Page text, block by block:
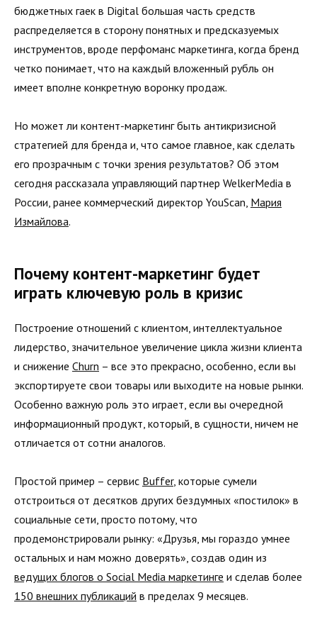
бюджетных гаек в Digital большая часть средств
распределяется в сторону понятных и предсказуемых
инструментов, вроде перфоманс маркетинга, когда бренд
четко понимает, что на каждый вложенный рубль он
имеет вполне конкретную воронку продаж.
Но может ли контент-маркетинг быть антикризисной
стратегией для бренда и, что самое главное, как сделать
его прозрачным с точки зрения результатов? Об этом
сегодня рассказала управляющий партнер WelkerMedia в
России, ранее коммерческий директор YouScan, Мария
Измайлова.
Почему контент-маркетинг будет
играть ключевую роль в кризис
Построение отношений с клиентом, интеллектуальное
лидерство, значительное увеличение цикла жизни клиента
и снижение Churn – все это прекрасно, особенно, если вы
экспортируете свои товары или выходите на новые рынки.
Особенно важную роль это играет, если вы очередной
информационный продукт, который, в сущности, ничем не
отличается от сотни аналогов.
Простой пример – сервис Buffer, которые сумели
отстроиться от десятков других бездумных «постилок» в
социальные сети, просто потому, что
продемонстрировали рынку: «Друзья, мы гораздо умнее
остальных и нам можно доверять», создав один из
ведущих блогов о Social Media маркетинге и сделав более
150 внешних публикаций в пределах 9 месяцев.